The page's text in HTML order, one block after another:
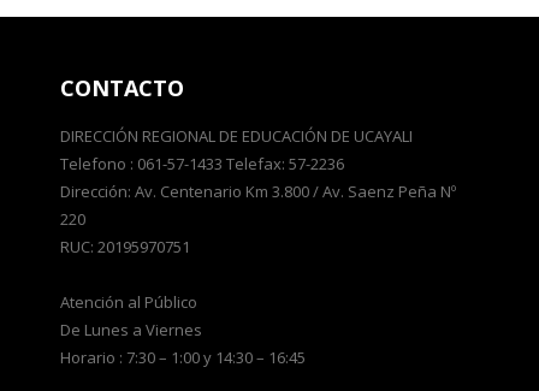
CONTACTO
DIRECCIÓN REGIONAL DE EDUCACIÓN DE UCAYALI
Telefono : 061-57-1433 Telefax: 57-2236
Dirección: Av. Centenario Km 3.800 / Av. Saenz Peña Nº
220
RUC: 20195970751
Atención al Público
De Lunes a Viernes
Horario : 7:30 – 1:00 y 14:30 – 16:45